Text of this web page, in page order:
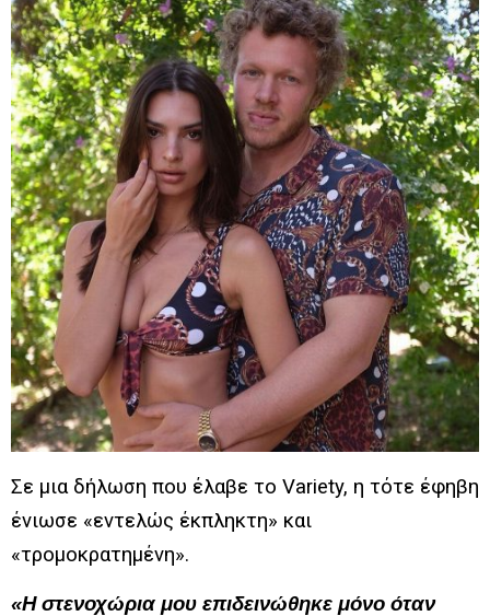
Σε μια δήλωση που έλαβε το Variety, η τότε έφηβη
ένιωσε «εντελώς έκπληκτη» και
«τρομοκρατημένη».
«Η στενοχώρια μου επιδεινώθηκε μόνο όταν